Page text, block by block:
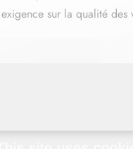
sur la qualité des